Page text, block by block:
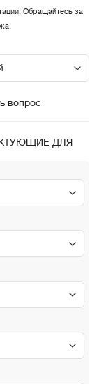
Обращайтесь за
вопрос
ДЛЯ